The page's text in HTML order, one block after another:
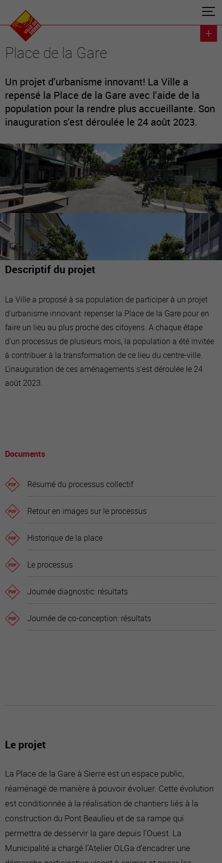
Place de la Gare
Un projet d'urbanisme innovant! La Ville a
repensé la Place de la Gare avec l'aide de la
population pour la rendre plus accueillante. Son
inauguration s'est déroulée le 24 août 2023.
Descriptif du projet
La Ville a proposé à sa population de participer à un projet
d'urbanisme innovant: repenser la Place de la Gare pour en
faire un lieu au plus proche des citoyens. A chaque étape
d'un processus de plusieurs mois, la population a été invitée
à contribuer à la transformation de ce lieu du centre-ville.
L'inauguration de ces aménagements s'est déroulée le 24
août 2023.
Documents
Résumé du processus collectif
Retour en images sur le processus
Historique de la place
Le processus
Journée diagnostic: résultats
Journée de co-conception: résultats
Le projet
La Place de la Gare à Sierre est un espace public,
réaménagé de manière à pouvoir évoluer. Cette évolution
est conditionnée à la réalisation de chantiers liés à la
construction du Pont Beaulieu et de sa rampe qui
permettra de desservir la gare depuis l’Ouest. La
Municipalité a chargé l’Atelier OLGa d’encadrer une